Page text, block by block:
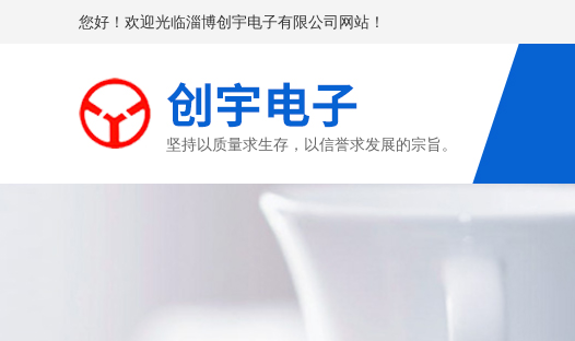
您好！欢迎光临淄博创宇电子有限公司网站！
坚持以质量求生存，以信誉求发展的宗旨。